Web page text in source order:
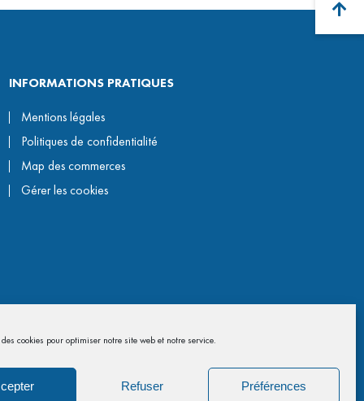
cookies pour optimiser notre site web et notre service.
Refuser Préférences
INFORMATIONS PRATIQUES
Mentions légales
Politiques de confidentialité
Map des commerces
Gérer les cookies